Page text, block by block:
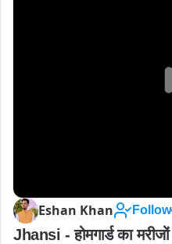
Eshan Khan Follow